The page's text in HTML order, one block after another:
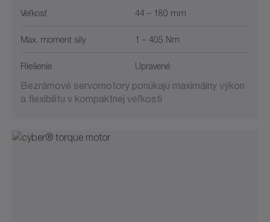
Veľkosť 44 – 180 mm
Max. moment sily 1 – 405 Nm
Riešenie Upravené
Bezrámové servomotory ponúkajú maximálny výkon
a flexibilitu v kompaktnej veľkosti